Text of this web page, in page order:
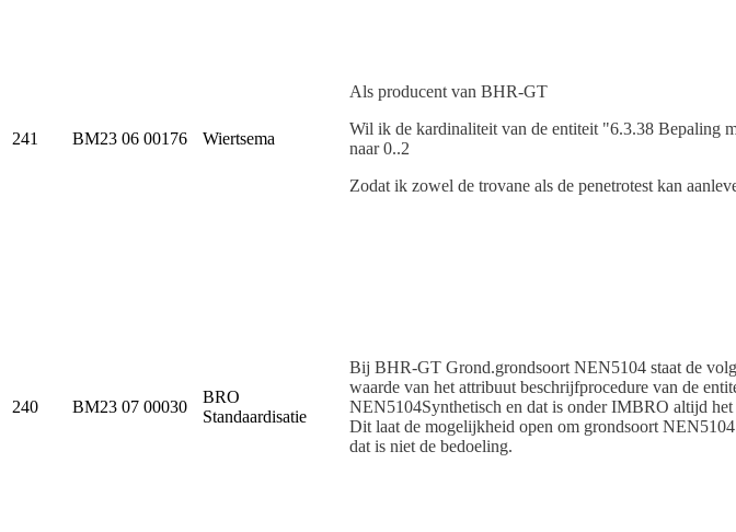
241 BM23 06 00176 Wiertsema
Als producent van BHR-GT
Wil ik de kardinaliteit van de entiteit "6.3.38 Bepaling
naar 0..2
Zodat ik zowel de trovane als de penetrotest kan
240 BM23 07 00030
BRO
Standaardisatie
Bij BHR-GT Grond.grondsoort NEN5104 staat de
waarde van het attribuut beschrijfprocedure van de
NEN5104Synthetisch en dat is onder IMBRO altijd het
Dit laat de mogelijkheid open om grondsoort
dat is niet de bedoeling.